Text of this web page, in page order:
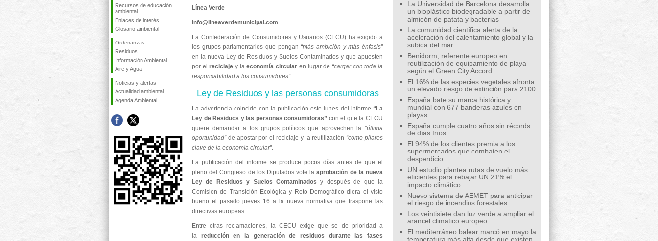
Recursos de educación
ambiental
Enlaces de interés
Glosario ambiental
Ordenanzas
Residuos
Información Ambiental
Aire y Agua
Noticias y alertas
Actualidad ambiental
Agenda Ambiental
Línea Verde
info@lineaverdemunicipal.com
La Confederación de Consumidores y Usuarios (CECU) ha exigido a
los grupos parlamentarios que pongan “más ambición y más énfasis”
en la nueva Ley de Residuos y Suelos Contaminados y que apuesten
por elreciclaje y laeconomía circular en lugar de “cargar con toda la
responsabilidad a los consumidores”.
Ley de Residuos y las personas consumidoras
La advertencia coincide con la publicación este lunes del informe “La
Ley de Residuos y las personas consumidoras” con el que la CECU
quiere demandar a los grupos políticos que aprovechen la “última
oportunidad”de apostar por el reciclaje y la reutilización “como pilares
clave de la economía circular”.
La publicación del informe se produce pocos días antes de que el
pleno del Congreso de los Diputados vote laaprobación de la nueva
Ley de Residuos y Suelos Contaminados y después de que la
Comisión de Transición Ecológica y Reto Demográfico diera el visto
bueno el pasado jueves 16 a la nueva normativa que traspone las
directivas europeas.
Entre otras reclamaciones, la CECU exige que se de prioridad a
la reducción en la generación de residuos durante las fases
La Universidad de Barcelona desarrolla
un bioplástico biodegradable a partir de
almidón de patata y bacterias
La comunidad científica alerta de la
aceleración del calentamiento global y la
subida del mar
Benidorm, referente europeo en
reutilización de equipamiento de playa
según el Green City Accord
El 16% de las especies vegetales afronta
un elevado riesgo de extinción para 2100
España bate su marca histórica y
mundial con 677 banderas azules en
playas
España cumple cuatro años sin récords
de días fríos
El 94% de los clientes premia a los
supermercados que combaten el
desperdicio
UN estudio plantea rutas de vuelo más
eficientes para rebajar UN 21% el
impacto climático
Nuevo sistema de AEMET para anticipar
el riesgo de incendios forestales
Los veintisiete dan luz verde a ampliar el
arancel climático europeo
El mediterráneo balear marcó en mayo la